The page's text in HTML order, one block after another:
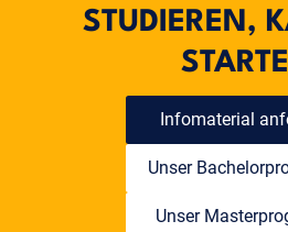
STUDIEREN,
Infomaterial
Unser
Unser